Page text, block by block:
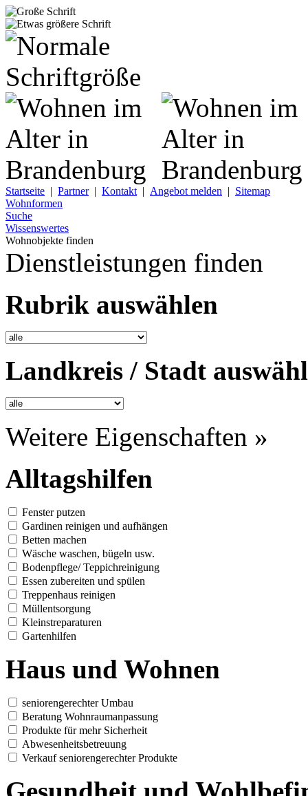
Startseite | Partner| Kontakt | Angebot melden | Sitemap
Wohnformen
Suche
Wissenswertes
Wohnobjekte finden
Dienstleistungen finden
Rubrik auswählen
Landkreis / Stadt
Weitere Eigenschaften »
Alltagshilfen
Fenster putzen
Gardinen reinigen und aufhängen
Betten machen
Wäsche waschen, bügeln usw.
Bodenpflege/ Teppichreinigung
Essen zubereiten und spülen
Treppenhaus reinigen
Müllentsorgung
Kleinstreparaturen
Gartenhilfen
Haus und Wohnen
seniorengerechter Umbau
Beratung Wohnraumanpassung
Produkte für mehr Sicherheit
Abwesenheitsbetreuung
Verkauf seniorengerechter Produkte